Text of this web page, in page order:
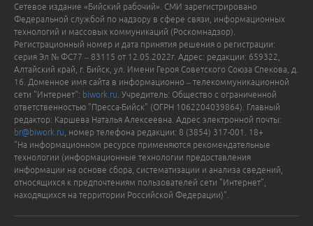
Сетевое издание «Бийский рабочий». СМИ зарегистрировано
Федеральной службой по надзору в сфере связи, информационных
технологий и массовых коммуникаций (Роскомнадзор).
Регистрационный номер и дата принятия решения о регистрации:
серия Эл № ФС77 – 83115 от 12.05.2022г. Адрес: редакции: 659322,
Алтайский край, г. Бийск, ул. Имени Героя Советского Союза Спекова, д.
16. Доменное имя сайта в информационно – телекоммуникационной
сети "Интернет": biwork.ru . Учредитель: Общество с ограниченной
ответственностью "Пресса-Бийск" (ОГРН 1062204039864). Главный
редактор: Каршева Наталья Алексеевна. Адрес электронной почты:
br@biwork.ru , номер телефона редакции: 8 (3854) 317-001. 18+
"На информационном ресурсе применяются рекомендательные
технологии (информационные технологии предоставления
информации на основе сбора, систематизации и анализа сведений,
относящихся к предпочтениям пользователей сети "Интернет",
находящихся на территории Российской Федерации)".